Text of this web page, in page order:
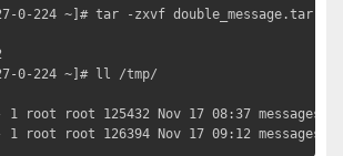
0-224 ~]# tar -zxvf double_message.tar.gz -
0-224 ~]# ll /tmp/
root root 125432 Nov 17 08:37 messages
root root 126394 Nov 17 09:12 messagesv2